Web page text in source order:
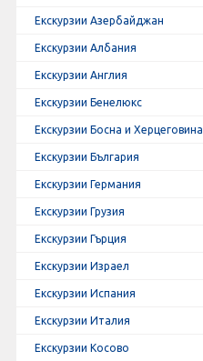
Екскурзии Азербайджан
Екскурзии Албания
Екскурзии Англия
Екскурзии Бенелюкс
Екскурзии Босна и Херцеговина
Екскурзии България
Екскурзии Германия
Екскурзии Грузия
Екскурзии Гърция
Екскурзии Израел
Екскурзии Испания
Екскурзии Италия
Екскурзии Косово